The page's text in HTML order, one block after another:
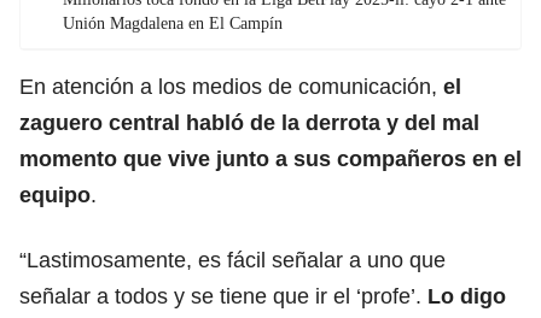
Unión Magdalena en El Campín
En atención a los medios de comunicación, el
zaguero central habló de la derrota y del mal
momento que vive junto a sus compañeros en el
equipo.
“Lastimosamente, es fácil señalar a uno que
señalar a todos y se tiene que ir el ‘profe’. Lo digo